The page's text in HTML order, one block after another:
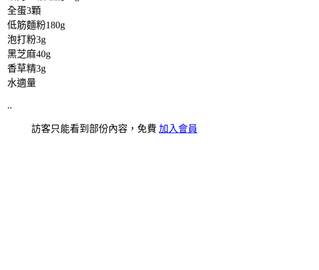
全蛋3顆
低筋麵粉180g
泡打粉3g
黑芝麻40g
香草精3g
水適量
..
訪客只能看到部份內容，免費 加入會員